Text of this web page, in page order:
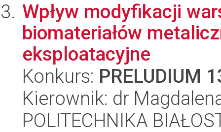
Wpływ modyfikacji
biomateriałów
eksploatacyjne
Konkurs: PRELUDIUM
Kierownik: dr
POLITECHNIKA